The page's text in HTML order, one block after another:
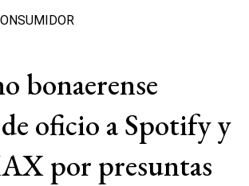
bonaerense
oficio a Spotify y
por presuntas